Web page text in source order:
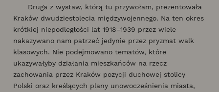
Druga z wystaw, którą tu przywołam, prezentowała
Kraków dwudziestolecia międzywojennego. Na ten okres
krótkiej niepodległości lat 1918–1939 przez wiele
nakazywano nam patrzeć jedynie przez pryzmat walk
klasowych. Nie podejmowano tematów, które
ukazywałyby działania mieszkańców na rzecz
zachowania przez Kraków pozycji duchowej stolicy
Polski oraz kreślących plany unowocześnienia miasta,